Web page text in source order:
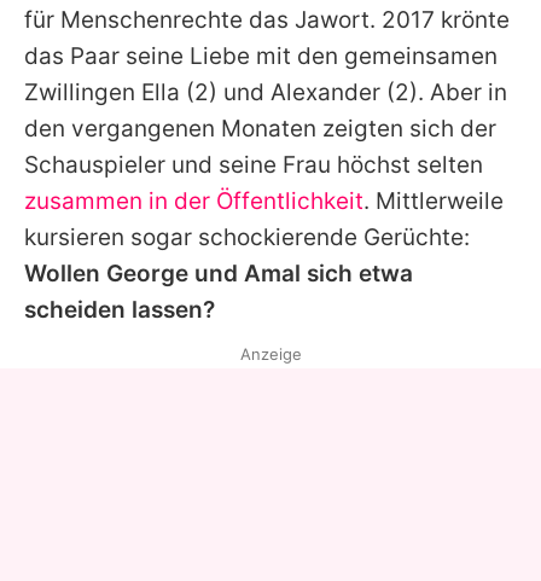
Nutzungsbedingungen
Utiq verwalten
für Menschenrechte das Jawort. 2017 krönte
das Paar seine Liebe mit den gemeinsamen
Zwillingen Ella (2) und Alexander (2). Aber in
den vergangenen Monaten zeigten sich der
Schauspieler und seine Frau höchst selten
zusammen in der Öffentlichkeit. Mittlerweile
kursieren sogar schockierende Gerüchte:
Wollen George und Amal sich etwa
scheiden lassen?
Anzeige